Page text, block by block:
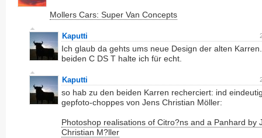
Mollers Cars: Super Van Concepts
Kaputti
Ich glaub da gehts ums neue Design der alten
beiden C DS T halte ich für echt.
Kaputti
so hab zu den beiden Karren recherciert: ind
gepfoto-choppes von Jens Christian Möller:
Photoshop realisations of Citro?ns and a Panhard by
Christian M?ller